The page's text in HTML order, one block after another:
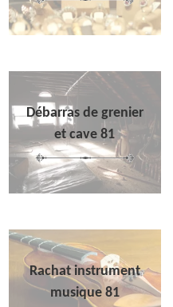
Débarras de grenier
et cave 81
Rachat instrument
musique 81